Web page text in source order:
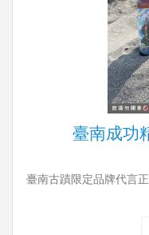
臺南成功
臺南古蹟限定品牌代言